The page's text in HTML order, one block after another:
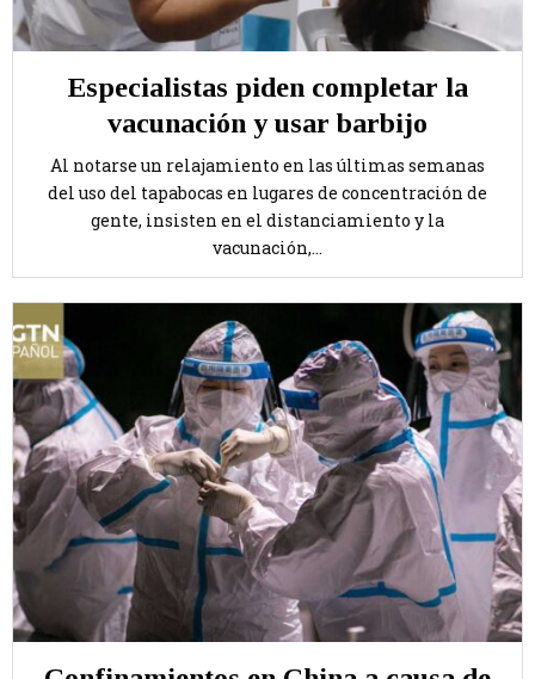
Especialistas piden completar la
vacunación y usar barbijo
Al notarse un relajamiento en las últimas semanas
del uso del tapabocas en lugares de concentración de
gente, insisten en el distanciamiento y la
vacunación,...